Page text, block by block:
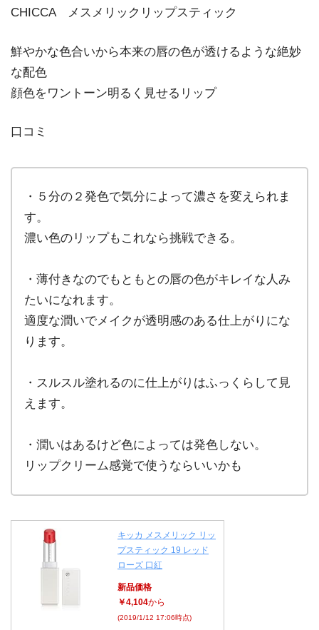
CHICCA メスメリックリップスティック
鮮やかな色合いから本来の唇の色が透けるような絶妙
な配色
顔色をワントーン明るく見せるリップ
口コミ
・５分の２発色で気分によって濃さを変えられま
す。
濃い色のリップもこれなら挑戦できる。
・薄付きなのでもともとの唇の色がキレイな人み
たいになれます。
適度な潤いでメイクが透明感のある仕上がりにな
ります。
・スルスル塗れるのに仕上がりはふっくらして見
えます。
・潤いはあるけど色によっては発色しない。
リップクリーム感覚で使うならいいかも
キッカ メスメリック リッ
プスティック 19 レッド
ローズ 口紅
新品価格
￥4,104から
(2019/1/12 17:06時点)